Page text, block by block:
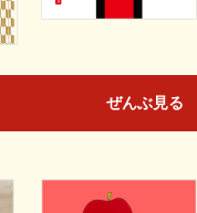
ぜんぶ見る